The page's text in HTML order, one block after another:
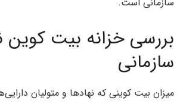
بررسی خزانه بیت کوین
سازمانی
میزان بیت‌ کوینی که نهادها و متولیان